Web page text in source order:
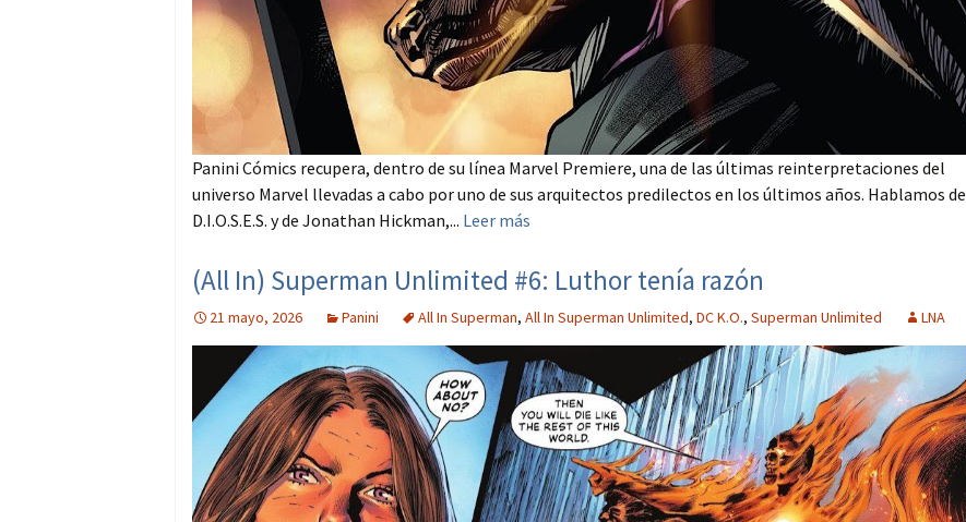
Panini Cómics recupera, dentro de su línea Marvel Premiere, una de las últimas reinterpretaciones del
universo Marvel llevadas a cabo por uno de sus arquitectos predilectos en los últimos años. Hablamos de
D.I.O.S.E.S. y de Jonathan Hickman,... Leer más
(All In) Superman Unlimited #6: Luthor tenía razón
21 mayo, 2026 Panini All In Superman, All In Superman Unlimited, DC K.O., Superman Unlimited LNA